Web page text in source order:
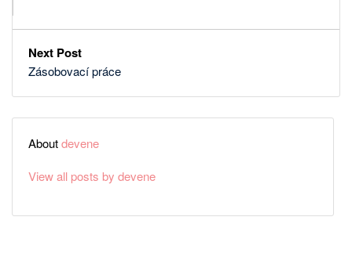
Next Post
Zásobovací práce
Aboutdevene
View all posts by devene